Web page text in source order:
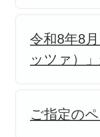
令和8年8
ッツァ）
ご指定の